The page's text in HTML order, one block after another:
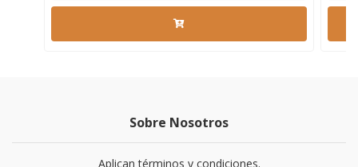
Sobre Nosotros
Aplican términos y condiciones.